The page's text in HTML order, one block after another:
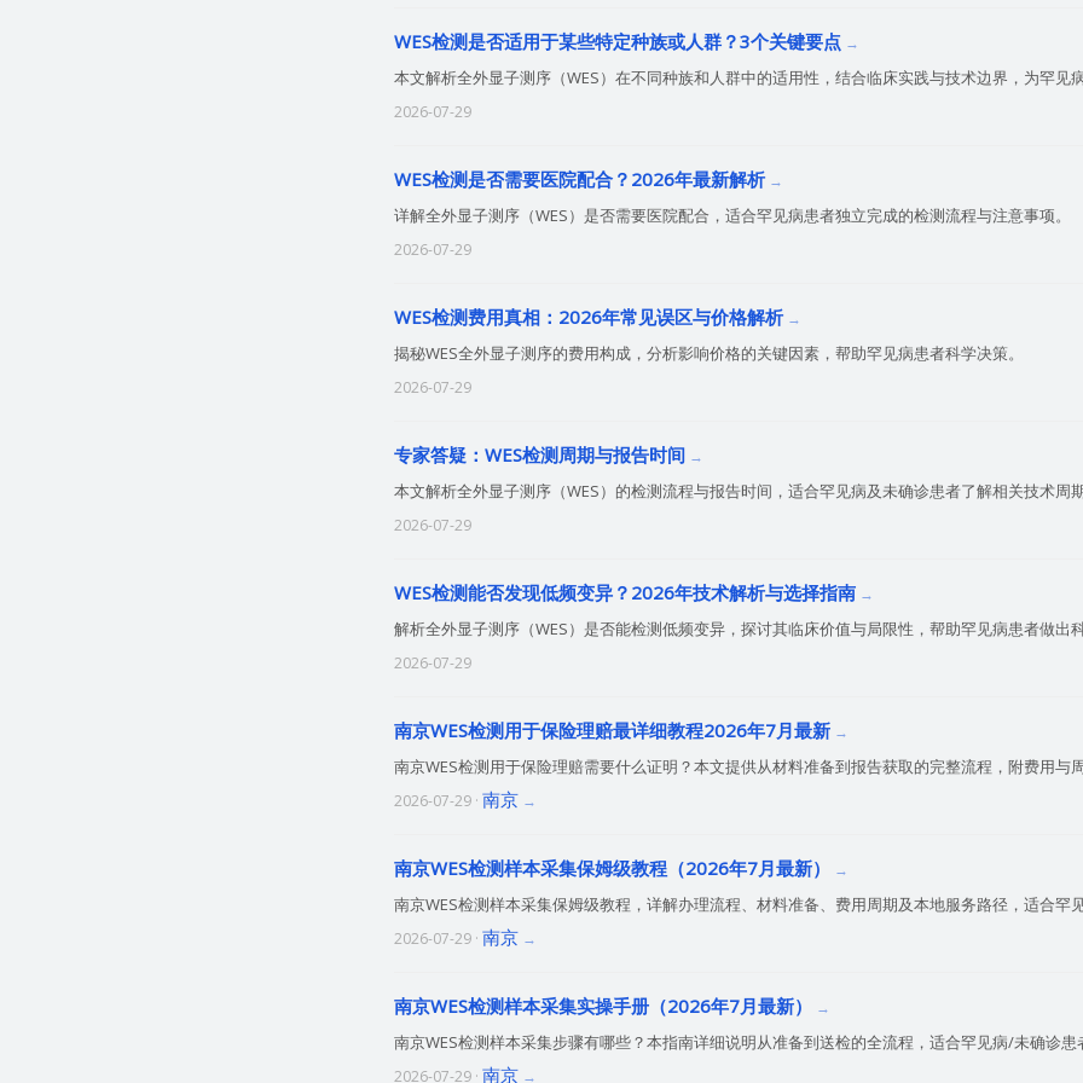
WES检测是否适用于某些特定种族或人群？3个关键要点
本文解析全外显子测序（WES）在不同种族和人群中的适用性，结合临床实践与技术边界，为罕见
2026-07-29
WES检测是否需要医院配合？2026年最新解析
详解全外显子测序（WES）是否需要医院配合，适合罕见病患者独立完成的检测流程与注意事项。
2026-07-29
WES检测费用真相：2026年常见误区与价格解析
揭秘WES全外显子测序的费用构成，分析影响价格的关键因素，帮助罕见病患者科学决策。
2026-07-29
专家答疑：WES检测周期与报告时间
本文解析全外显子测序（WES）的检测流程与报告时间，适合罕见病及未确诊患者了解相关技术周
2026-07-29
WES检测能否发现低频变异？2026年技术解析与选择指南
解析全外显子测序（WES）是否能检测低频变异，探讨其临床价值与局限性，帮助罕见病患者做出
2026-07-29
南京WES检测用于保险理赔最详细教程2026年7月最新
南京WES检测用于保险理赔需要什么证明？本文提供从材料准备到报告获取的完整流程，附费用与
2026-07-29 · 南京
南京WES检测样本采集保姆级教程（2026年7月最新）
南京WES检测样本采集保姆级教程，详解办理流程、材料准备、费用周期及本地服务路径，适合罕
2026-07-29 · 南京
南京WES检测样本采集实操手册（2026年7月最新）
南京WES检测样本采集步骤有哪些？本指南详细说明从准备到送检的全流程，适合罕见病/未确诊患
2026-07-29 · 南京